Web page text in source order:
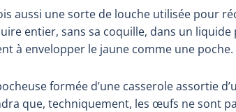
aussi une sorte de louche utilisée pour
entier, sans sa coquille, dans un
à envelopper le jaune comme une poche.
formée d’une casserole assortie
que, techniquement, les œufs ne sont